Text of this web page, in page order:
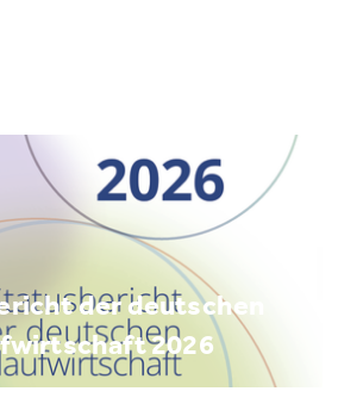
der deutschen
2026